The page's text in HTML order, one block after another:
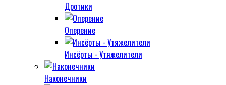
Дротики
Оперение
Инсёрты - Утяжелители
Наконечники